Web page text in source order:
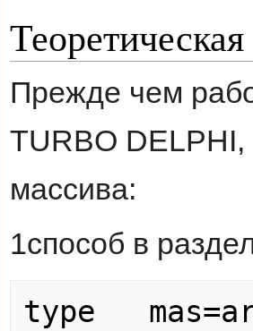
Теоретическая
Прежде чем
TURBO DELPHI,
массива:
1способ в
type